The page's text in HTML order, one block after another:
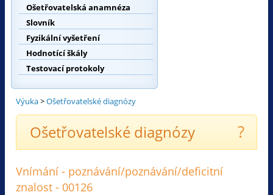
Ošetřovatelská anamnéza
Slovník
Fyzikální vyšetření
Hodnotící škály
Testovací protokoly
Výuka>Ošetřovatelské diagnózy
Ošetřovatelské diagnózy ?
Vnímání - poznávání/poznávání/deficitní
znalost - 00126